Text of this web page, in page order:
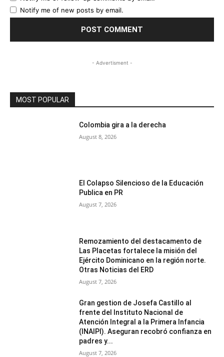
Notify me of new posts by email.
- Advertisment -
MOST POPULAR
Colombia gira a la derecha
August 8, 2026
El Colapso Silencioso de la Educación
Publica en PR
August 7, 2026
Remozamiento del destacamento de
Las Placetas fortalece la misión del
Ejército Dominicano en la región norte.
Otras Noticias del ERD
August 7, 2026
Gran gestion de Josefa Castillo al
frente del Instituto Nacional de
Atención Integral a la Primera Infancia
(INAIPI). Aseguran recobró confianza en
padres y...
August 7, 2026